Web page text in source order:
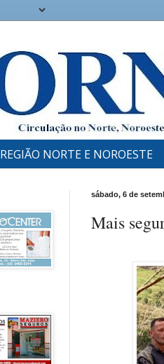
REGIÃO NORTE E NOROESTE
sábado, 6 de
Mais